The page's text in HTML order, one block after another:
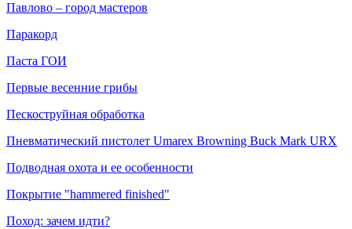
Павлово – город мастеров
Паракорд
Паста ГОИ
Первые весенние грибы
Пескоструйная обработка
Пневматический пистолет Umarex Browning Buck Mark URX
Подводная охота и ее особенности
Покрытие "hammered finished"
Поход: зачем идти?